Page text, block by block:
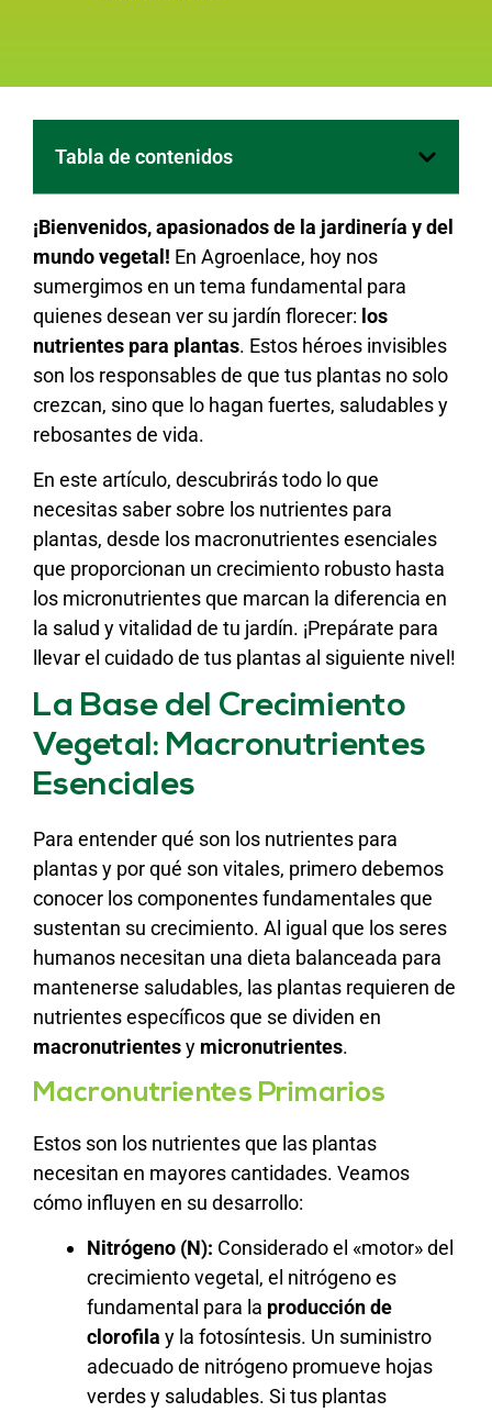
Tabla de contenidos
¡Bienvenidos, apasionados de la jardinería y del
mundo vegetal! En Agroenlace, hoy nos
sumergimos en un tema fundamental para
quienes desean ver su jardín florecer: los
nutrientes para plantas. Estos héroes invisibles
son los responsables de que tus plantas no solo
crezcan, sino que lo hagan fuertes, saludables y
rebosantes de vida.
En este artículo, descubrirás todo lo que
necesitas saber sobre los nutrientes para
plantas, desde los macronutrientes esenciales
que proporcionan un crecimiento robusto hasta
los micronutrientes que marcan la diferencia en
la salud y vitalidad de tu jardín. ¡Prepárate para
llevar el cuidado de tus plantas al siguiente nivel!
La Base del Crecimiento
Vegetal: Macronutrientes
Esenciales
Para entender qué son los nutrientes para
plantas y por qué son vitales, primero debemos
conocer los componentes fundamentales que
sustentan su crecimiento. Al igual que los seres
humanos necesitan una dieta balanceada para
mantenerse saludables, las plantas requieren de
nutrientes específicos que se dividen en
macronutrientesy micronutrientes.
Macronutrientes Primarios
Estos son los nutrientes que las plantas
necesitan en mayores cantidades. Veamos
cómo influyen en su desarrollo:
Nitrógeno (N): Considerado el «motor» del
crecimiento vegetal, el nitrógeno es
fundamental para la producción de
clorofila y la fotosíntesis. Un suministro
adecuado de nitrógeno promueve hojas
verdes y saludables. Si tus plantas